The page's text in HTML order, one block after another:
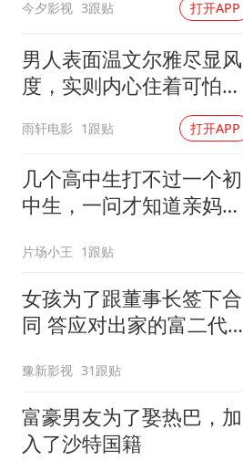
今夕影视 3跟贴 打开APP
男人表面温文尔雅尽显风
度，实则内心住着可怕恶
魔，人与魔竟共存一体
雨轩电影 1跟贴 打开APP
几个高中生打不过一个初
中生，一问才知道亲妈是
片场小王 1跟贴
女孩为了跟董事长签下合
同 答应对出家的富二代展
豫新影视 31跟贴
富豪男友为了娶热巴，加
入了沙特国籍